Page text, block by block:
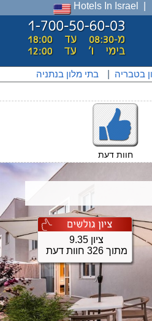
Hotels In Israel
בתי מלון בנתניה בטבריה
חוות דעת
ציון 9.35
מתוך 326 חוות דעת